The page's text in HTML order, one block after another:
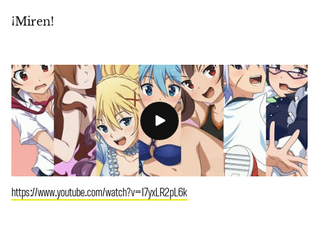
¡Miren!
https://www.youtube.com/watch?v=I7yxLR2pL6k